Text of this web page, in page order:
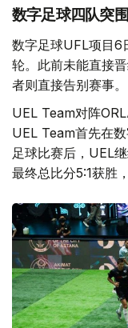
数字足球四队突
数字足球UFL项目6
轮。此前未能直接
者则直接告别赛事。
UEL Team对阵
UEL Team首先在
足球比赛后，UEL
最终总比分5:1获胜